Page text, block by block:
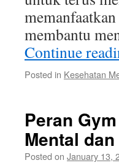
membantu
Continue
Posted in Kesehatan
Peran
Mental
Posted on January 13,